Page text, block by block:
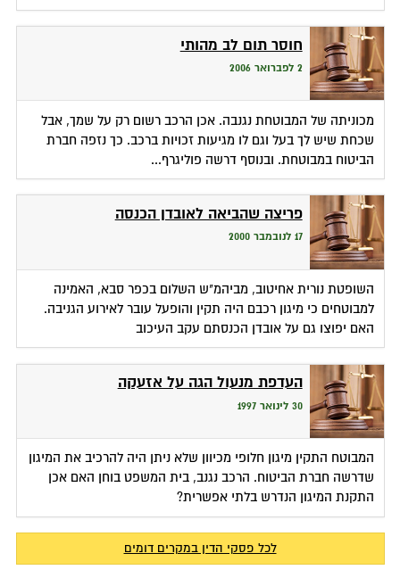
חוסר תום לב מהותי
2 לפברואר 2006
מכוניתה של המבוטחת נגנבה. אכן הרכב רשום רק על שמך, אבל
שכחת שיש לך בעל וגם לו מגיעות זכויות ברכב. כך נזפה חברת
הביטוח במבוטחת. ובנוסף דרשה פוליגרף...
פריצה שהביאה לאובדן הכנסה
17 לנובמבר 2000
השופטת נורית אחיטוב, מביהמ"ש השלום בכפר סבא, האמינה
למבוטחים כי מיגון רכבם היה תקין והופעל עובר לאירוע הגניבה.
האם יפוצו גם על אובדן הכנסתם עקב העיכוב
העדפת מנעול הגה על אזעקה
30 לינואר 1997
המבוטח התקין מיגון חלופי מכיוון שלא ניתן היה להרכיב את המיגון
שדרשה חברת הביטוח. הרכב נגנב, בית המשפט בוחן האם אכן
התקנת המיגון הנדרש בלתי אפשרית?
לכל פסקי הדין במקרים דומים